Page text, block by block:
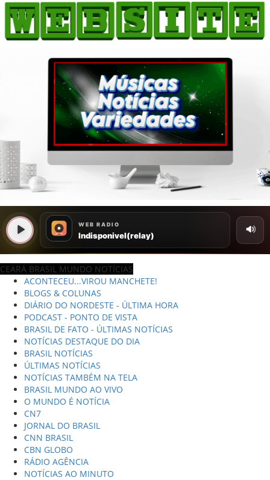
CEARÁ BRASIL MUNDO NOTÍCIAS
ACONTECEU...VIROU MANCHETE!
BLOGS & COLUNAS
DIÁRIO DO NORDESTE - ÚLTIMA HORA
PODCAST - PONTO DE VISTA
BRASIL DE FATO - ÚLTIMAS NOTÍCIAS
NOTÍCIAS DESTAQUE DO DIA
BRASIL NOTÍCIAS
ÚLTIMAS NOTÍCIAS
NOTÍCIAS TAMBÉM NA TELA
BRASIL MUNDO AO VIVO
O MUNDO É NOTÍCIA
CN7
JORNAL DO BRASIL
CNN BRASIL
CBN GLOBO
RÁDIO AGÊNCIA
NOTÍCIAS AO MINUTO